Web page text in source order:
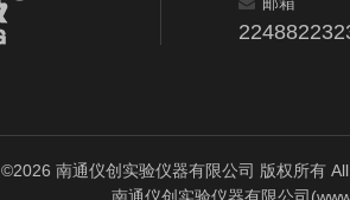
©2026 南通仪创实验仪器有限公司 版权所有